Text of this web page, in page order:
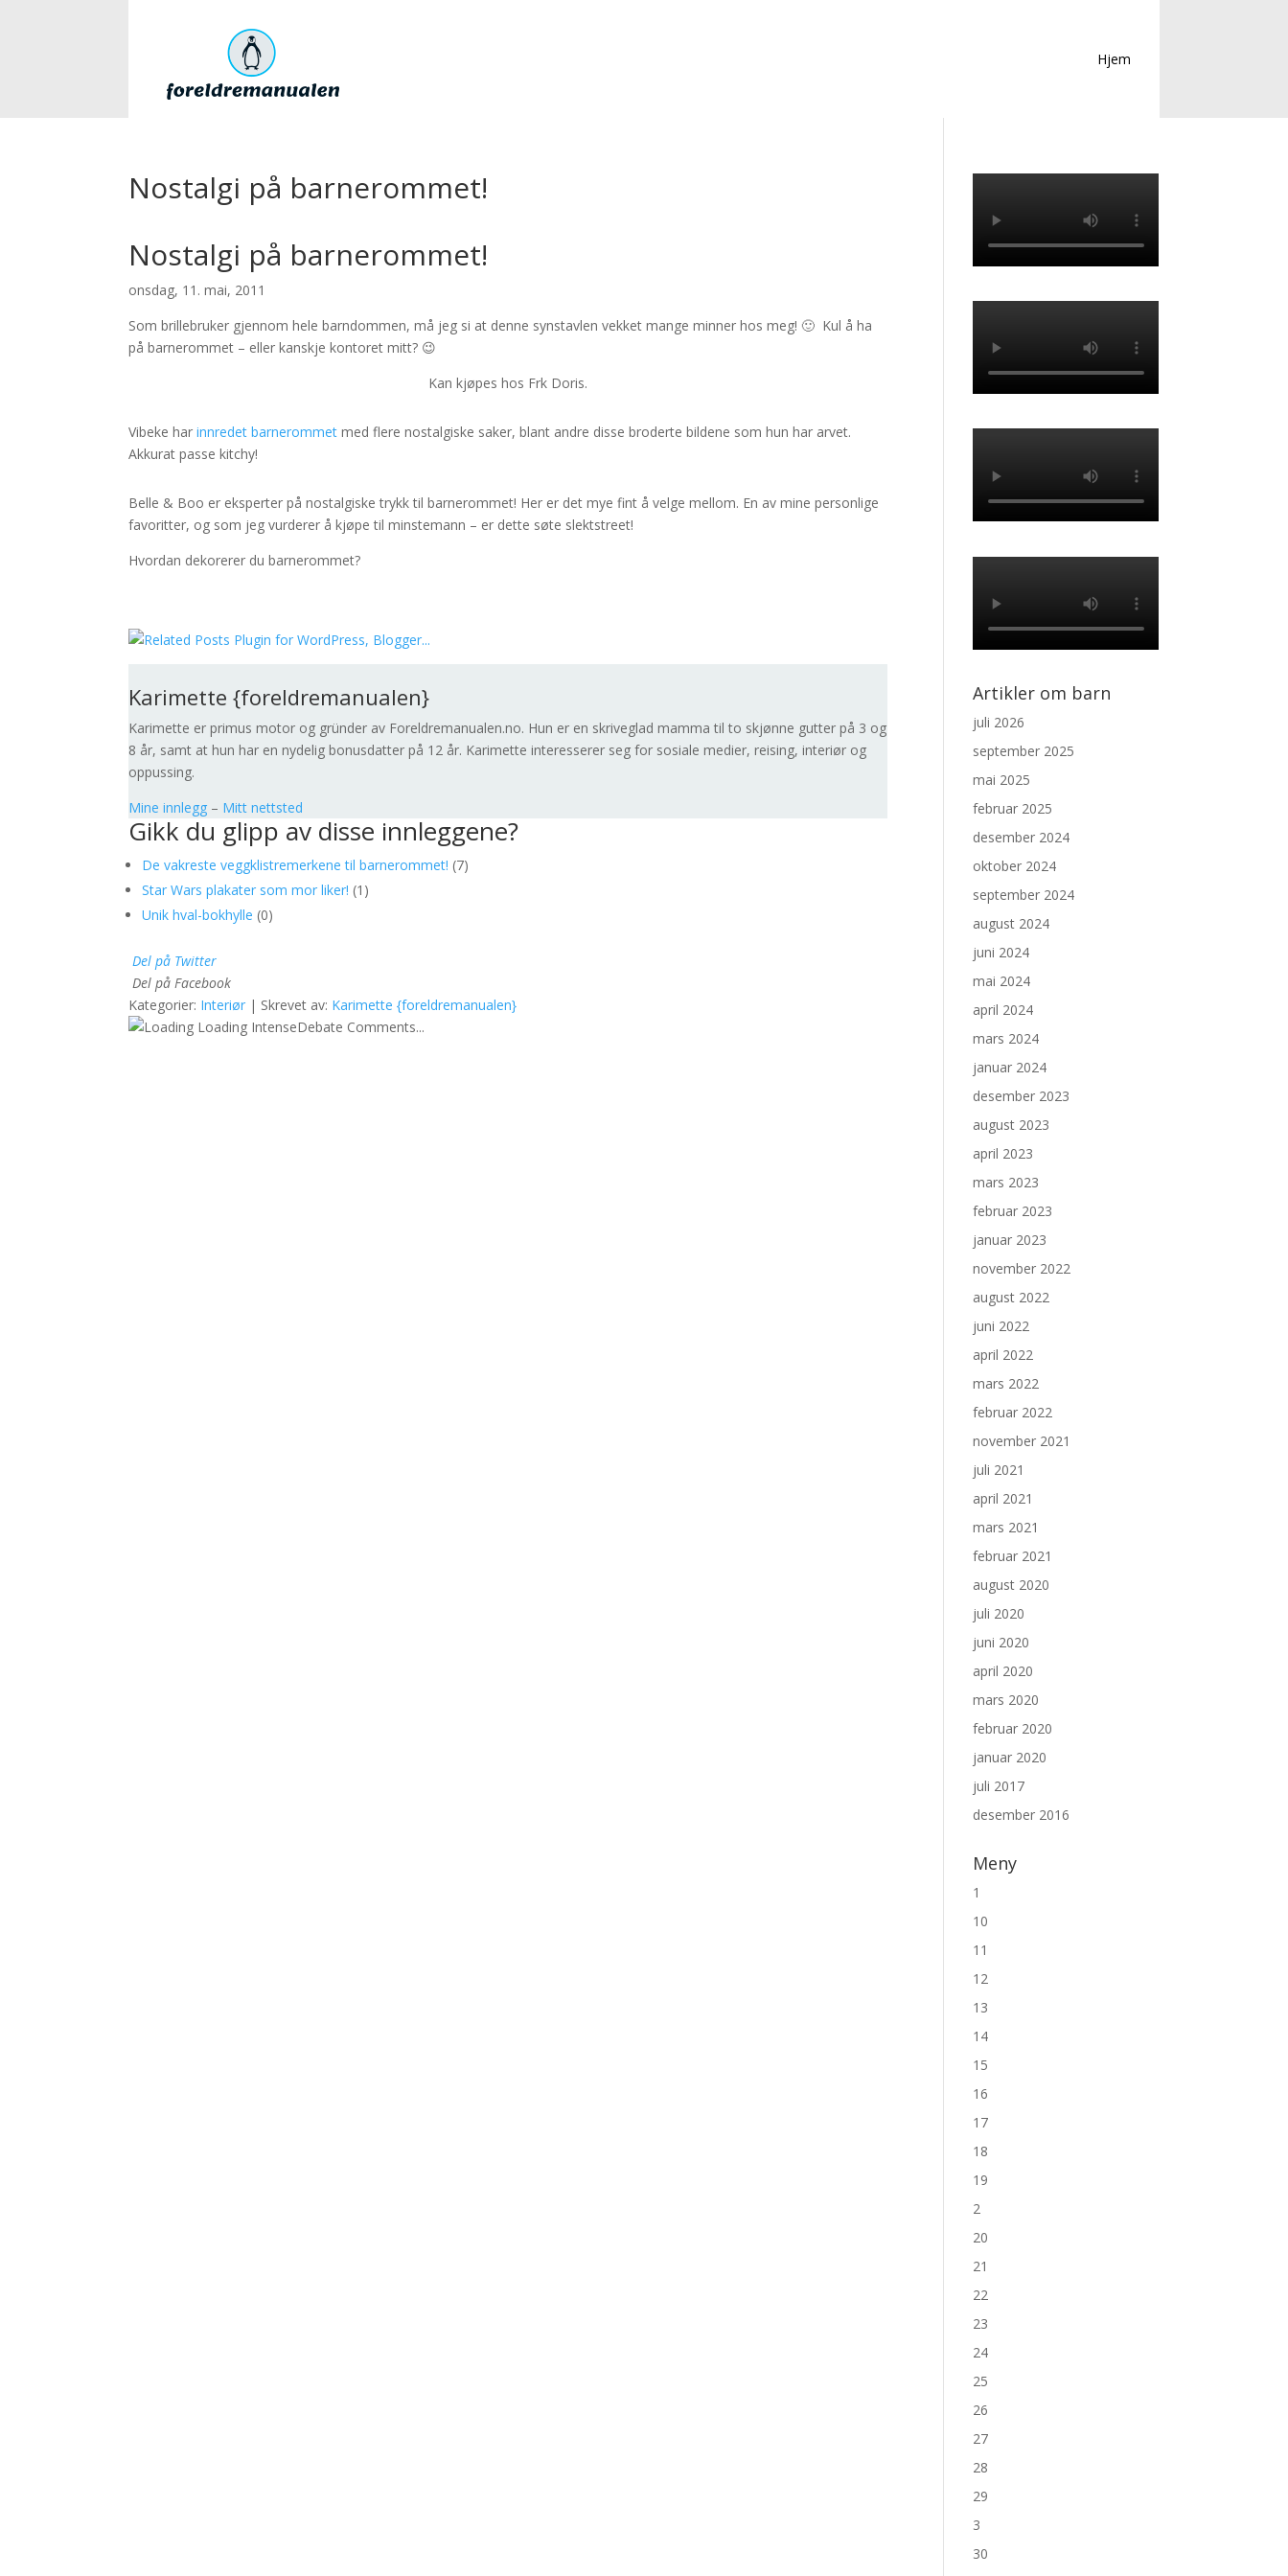
Hjem
Nostalgi på barnerommet!
Nostalgi på barnerommet!
onsdag, 11. mai, 2011
Som brillebruker gjennom hele barndommen, må jeg si at denne synstavlen vekket mange minner hos meg! 🙂 Kul å ha
på barnerommet – eller kanskje kontoret mitt? 😉
Kan kjøpes hos Frk Doris.
Vibeke harinnredet barnerommet med flere nostalgiske saker, blant andre disse broderte bildene som hun har arvet.
Akkurat passe kitchy!
Belle & Boo er eksperter på nostalgiske trykk til barnerommet! Her er det mye fint å velge mellom. En av mine personlige
favoritter, og som jeg vurderer å kjøpe til minstemann – er dette søte slektstreet!
Hvordan dekorerer du barnerommet?
Karimette {foreldremanualen}
Karimette er primus motor og gründer av Foreldremanualen.no. Hun er en skriveglad mamma til to skjønne gutter på 3 og
8 år, samt at hun har en nydelig bonusdatter på 12 år. Karimette interesserer seg for sosiale medier, reising, interiør og
oppussing.
Mine innlegg – Mitt nettsted
Gikk du glipp av disse innleggene?
De vakreste veggklistremerkene til barnerommet! (7)
Star Wars plakater som mor liker! (1)
Unik hval-bokhylle (0)
Del på Twitter
Del på Facebook
Kategorier: Interiør | Skrevet av: Karimette {foreldremanualen}
Loading IntenseDebate Comments...
Artikler om barn
juli 2026
september 2025
mai 2025
februar 2025
desember 2024
oktober 2024
september 2024
august 2024
juni 2024
mai 2024
april 2024
mars 2024
januar 2024
desember 2023
august 2023
april 2023
mars 2023
februar 2023
januar 2023
november 2022
august 2022
juni 2022
april 2022
mars 2022
februar 2022
november 2021
juli 2021
april 2021
mars 2021
februar 2021
august 2020
juli 2020
juni 2020
april 2020
mars 2020
februar 2020
januar 2020
juli 2017
desember 2016
Meny
1
10
11
12
13
14
15
16
17
18
19
2
20
21
22
23
24
25
26
27
28
29
3
30